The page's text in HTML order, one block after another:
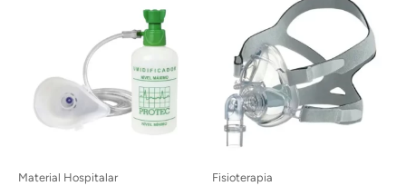
Material Hospitalar Fisioterapia